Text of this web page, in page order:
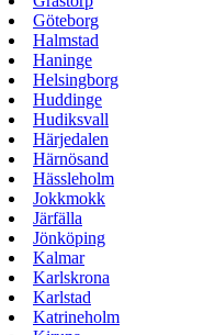
Göteborg
Halmstad
Haninge
Helsingborg
Huddinge
Hudiksvall
Härjedalen
Härnösand
Hässleholm
Jokkmokk
Järfälla
Jönköping
Kalmar
Karlskrona
Karlstad
Katrineholm